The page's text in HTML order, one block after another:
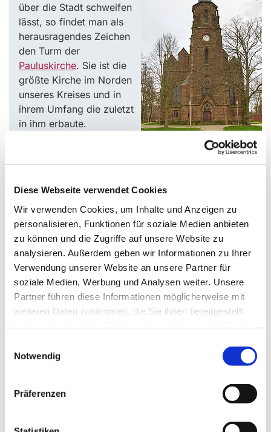
Diese Webseite verwendet Cookies
Wir verwenden Cookies, um Inhalte und Anzeigen zu
personalisieren, Funktionen für soziale Medien anbieten
zu können und die Zugriffe auf unsere Website zu
analysieren. Außerdem geben wir Informationen zu Ihrer
Verwendung unserer Website an unsere Partner für
soziale Medien, Werbung und Analysen weiter. Unsere
Partner führen diese Informationen möglicherweise mit
weiteren Daten zusammen, die Sie ihnen bereitgestellt
Notwendig
Präferenzen
über die Stadt schweifen
lässt, so findet man als
herausragendes Zeichen
den Turm der
Pauluskirche. Sie ist die
größte Kirche im Norden
unseres Kreises und in
ihrem Umfang die zuletzt
in ihm erbaute.
Bedeutung. Mit ihr blieb Bünde ein Zentrum des
kirchlichen Lebens im Minden-Ravensberger-
Missionsfestes, kurz genannt „Bünder
Missionsfest“, das in der Zeit der Erweckung 1841
erstmalig begangen wurde, hat sie einen festen
und sinnvollen Platz erhalten.
Seit 1919 wurde sie zum Ort der Sammlung und
Begegnung bei der alljährlich veranstalteten
„Bünder Konferenz zur Weckung und Vertiefung
des Glaubenslebens“.
Des weiteren hat sie übergemeindliche Bedeutung
Erfahren Sie mehr über den Verein und seine
Unsere Kontoverbindung lautet:
Bünde e.V.